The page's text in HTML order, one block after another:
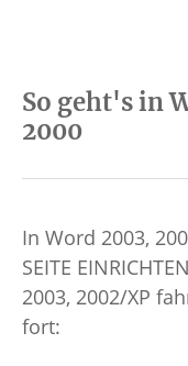
So geht's in
2000
In Word 2003,
SEITE
2003, 2002/XP
fort: